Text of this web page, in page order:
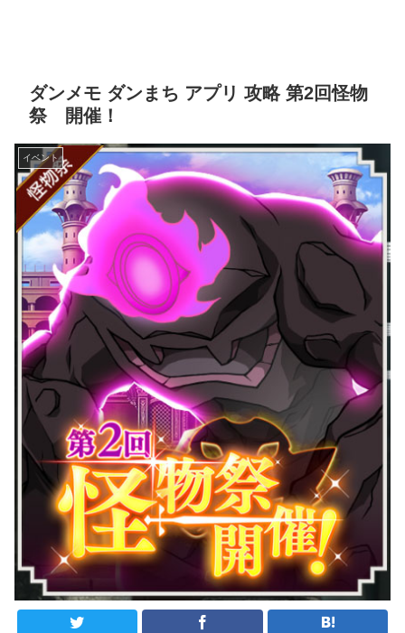
ダンメモ ダンまち アプリ 攻略 第2回怪物
祭 開催！
イベント